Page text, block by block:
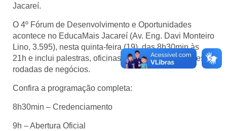
Jacareí.
O 4º Fórum de Desenvolvimento e Oportunidades
acontece no EducaMais Jacareí (Av. Eng. Davi Monteiro
Lino, 3.595), nesta quinta-feira (19), das 8h30min às
21h e inclui palestras, oficinas, treinamentos, debates e
rodadas de negócios.
Confira a programação completa:
8h30min – Credenciamento
9h – Abertura Oficial